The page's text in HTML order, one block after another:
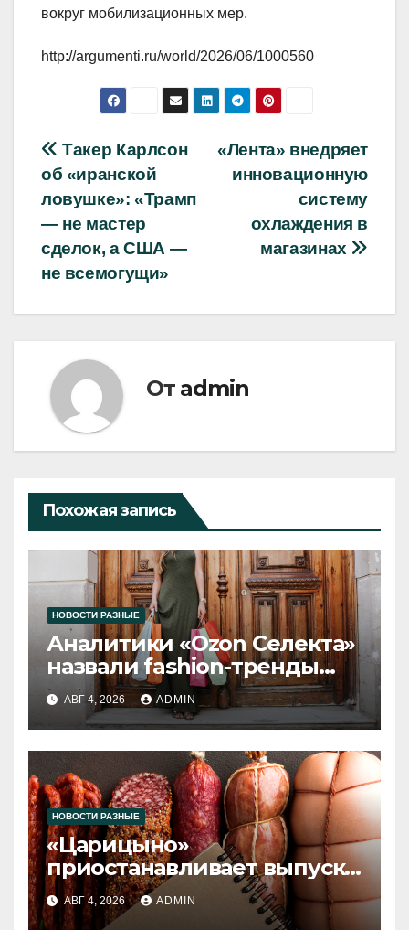
вокруг мобилизационных мер.
http://argumenti.ru/world/2026/06/1000560
Навигация
по
записям
«Лента» внедряет
инновационную
систему
охлаждения в
магазинах
Такер Карлсон
об «иранской
ловушке»: «Трамп
— не мастер
сделок, а США —
не всемогущи»
От admin
Похожая запись
НОВОСТИ РАЗНЫЕ
Аналитики «Ozon Селекта»
назвали fashion-тренды
2026 года
АВГ 4, 2026 ADMIN
НОВОСТИ РАЗНЫЕ
«Царицыно»
приостанавливает выпуск
продукции
АВГ 4, 2026 ADMIN